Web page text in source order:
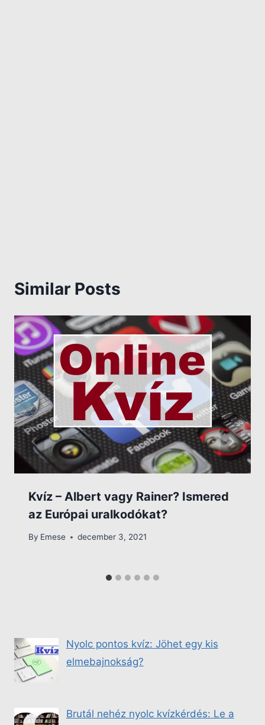
Similar Posts
Kvíz – Albert vagy Rainer? Ismered
az Európai uralkodókat?
By Emese december 3, 2021
Nyolc pontos kvíz: Jöhet egy kis
elmebajnokság?
Brutál nehéz nyolc kvízkérdés: Le a